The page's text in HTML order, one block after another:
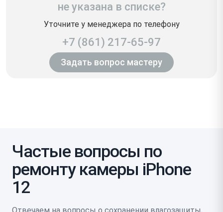
не указана в списке?
Уточните у менеджера по телефону
+7 (861) 217-65-97
Задать вопрос мастеру
Частые вопросы по
ремонту камеры iPhone
12
Отвечаем на вопросы о сохранении влагозащиты,